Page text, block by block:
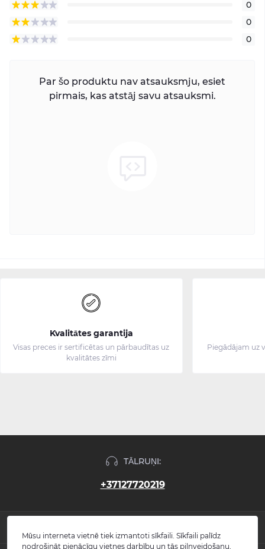
0
0
0
Par šo produktu nav atsauksmju, esiet
pirmais, kas atstāj savu atsauksmi.
Kvalitātes garantija
Visas preces ir sertificētas un pārbaudītas uz
kvalitātes zīmi
Piegādājam uz
TĀLRUŅI:
+37127720219
Mūsu interneta vietnē tiek izmantoti sīkfaili. Sīkfaili palīdz
nodrošināt pienācīgu vietnes darbību un tās pilnveidošanu,